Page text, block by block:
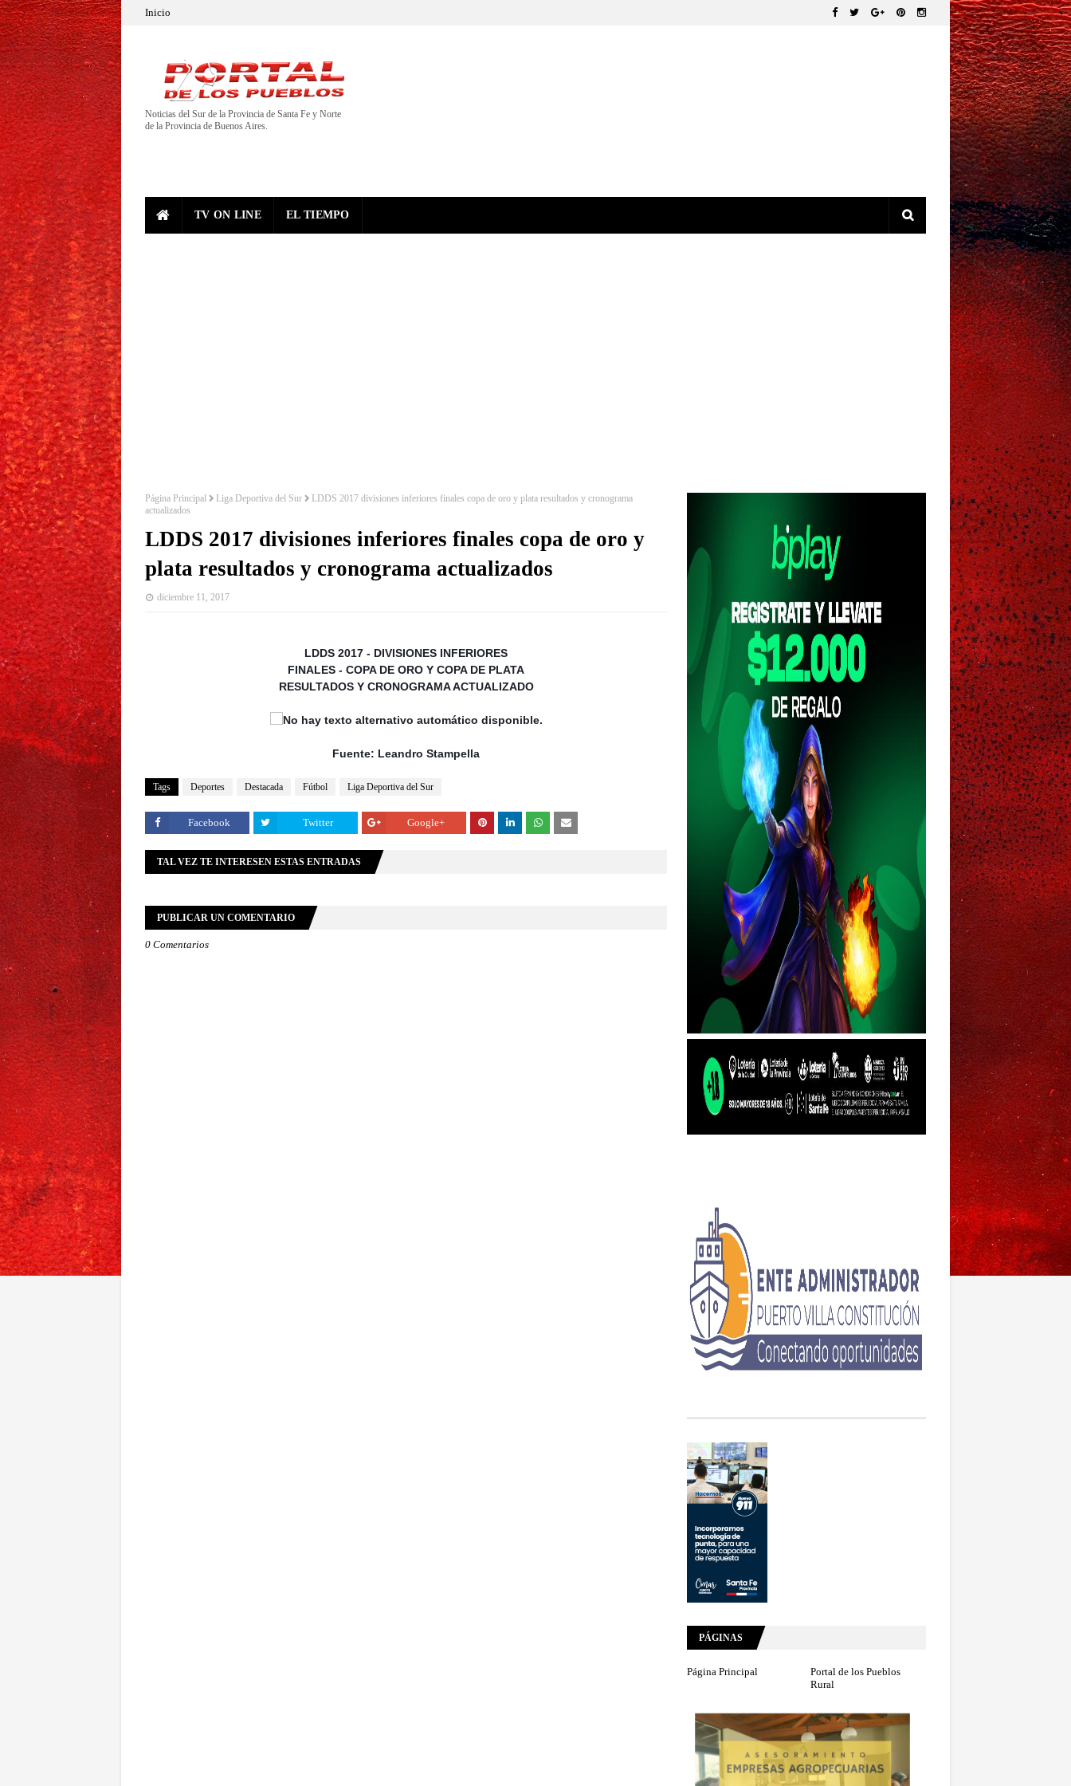
Inicio
Noticias del Sur de la Provincia de Santa Fe y Norte
de la Provincia de Buenos Aires.
TV ON LINE EL TIEMPO
Página Principal Liga Deportiva del Sur
LDDS 2017 divisiones inferiores finales copa de oro y plata resultados y cronograma
actualizados
LDDS 2017 divisiones inferiores finales copa de oro y
plata resultados y cronograma actualizados
diciembre 11, 2017
LDDS 2017 - DIVISIONES INFERIORES
FINALES - COPA DE ORO Y COPA DE PLATA
RESULTADOS Y CRONOGRAMA ACTUALIZADO
Fuente: Leandro Stampella
Tags Deportes Destacada Fútbol Liga Deportiva del Sur
Facebook Twitter Google+
TAL VEZ TE INTERESEN ESTAS ENTRADAS
PUBLICAR UN COMENTARIO
0 Comentarios
PÁGINAS
Página Principal
Portal de los Pueblos
Rural